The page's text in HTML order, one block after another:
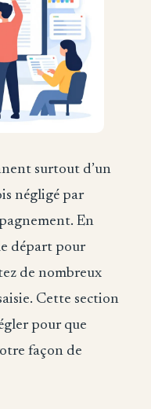
surtout d’un
négligé par
En
départ pour
de nombreux
Cette section
pour que
façon de